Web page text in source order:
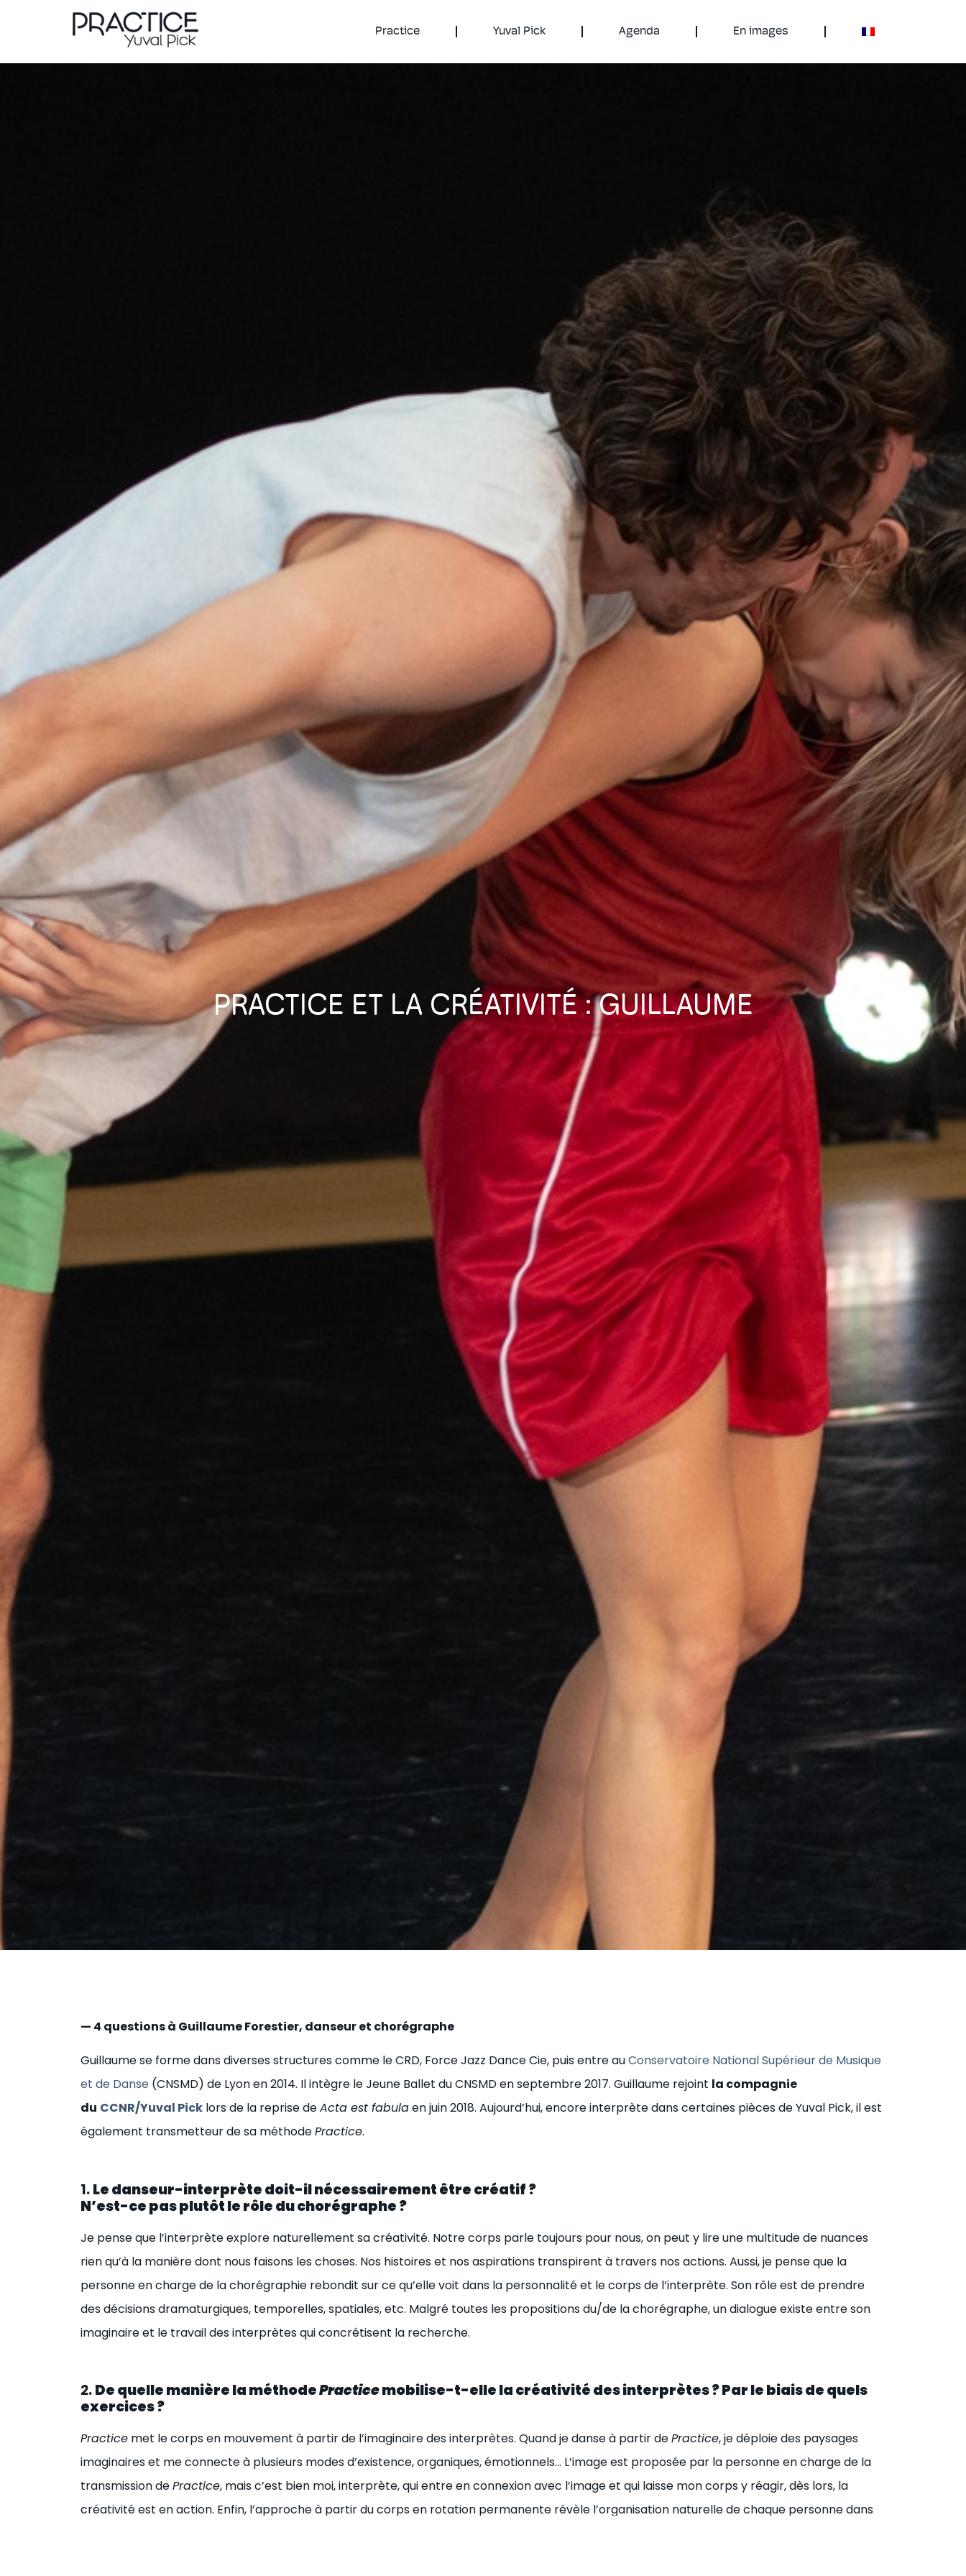
Practice Yuval Pick Agenda En images
PRACTICE ET LA CRÉATIVITÉ : GUILLAUME
— 4 questions à Guillaume Forestier, danseur et chorégraphe
Guillaume se forme dans diverses structures comme le CRD, Force Jazz Dance Cie, puis entre auConservatoire National Supérieur de Musique
et de Danse (CNSMD) de Lyon en 2014. Il intègre le Jeune Ballet du CNSMD en septembre 2017. Guillaume rejoint la compagnie
du CCNR/Yuval Pick lors de la reprise deActa est fabulaen juin 2018. Aujourd’hui, encore interprète dans certaines pièces de Yuval Pick, il est
également transmetteur de sa méthodePractice.
1.Le danseur-interprète doit-il nécessairement être créatif ?
N’est-ce pas plutôt le rôle du chorégraphe ?
Je pense que l’interprète explore naturellement sa créativité. Notre corps parle toujours pour nous, on peut y lire une multitude de nuances
rien qu’à la manière dont nous faisons les choses. Nos histoires et nos aspirations transpirent à travers nos actions. Aussi, je pense que la
personne en charge de la chorégraphie rebondit sur ce qu’elle voit dans la personnalité et le corps de l’interprète. Son rôle est de prendre
des décisions dramaturgiques, temporelles, spatiales, etc. Malgré toutes les propositions du/de la chorégraphe, un dialogue existe entre son
imaginaire et le travail des interprètes qui concrétisent la recherche.
2.De quelle manière la méthodePracticemobilise-t-elle la créativité des interprètes ? Par le biais de quels
exercices ?
Practice met le corps en mouvement à partir de l’imaginaire des interprètes. Quand je danse à partir dePractice, je déploie des paysages
imaginaires et me connecte à plusieurs modes d’existence, organiques, émotionnels… L’image est proposée par la personne en charge de la
transmission dePractice, mais c’est bien moi, interprète, qui entre en connexion avec l’image et qui laisse mon corps y réagir, dès lors, la
créativité est en action. Enfin, l’approche à partir du corps en rotation permanente révèle l’organisation naturelle de chaque personne dans